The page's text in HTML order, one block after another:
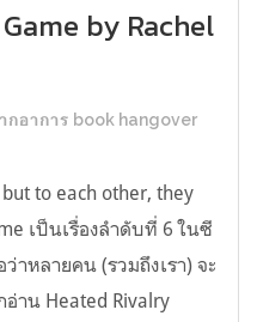
by Rachel
กอาการ book hangover
to each other, they
เป็นเรื่องลำดับที่ 6 ในซี
าหลายคน (รวมถึงเรา) จะ
าน Heated Rivalry